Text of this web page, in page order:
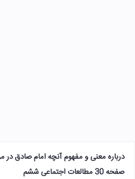
درباره معنی و مفهوم آنچه امام صادق در
صفحه 30 مطالعات اجتماعی ششم